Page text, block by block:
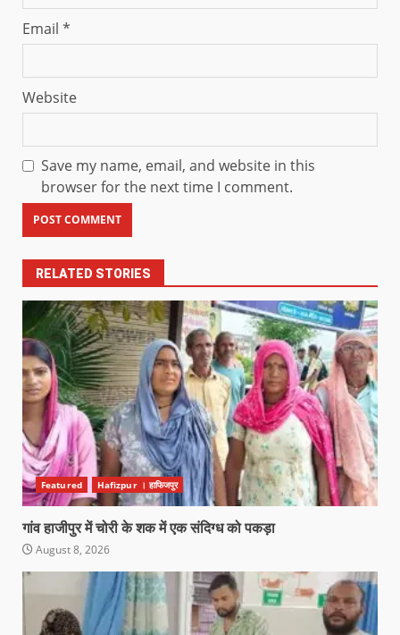
Email *
Website
Save my name, email, and website in this
browser for the next time I comment.
RELATED STORIES
Featured Hafizpur । हाफिजपुर
गांव हाजीपुर में चोरी के शक में एक संदिग्ध को पकड़ा
August 8, 2026